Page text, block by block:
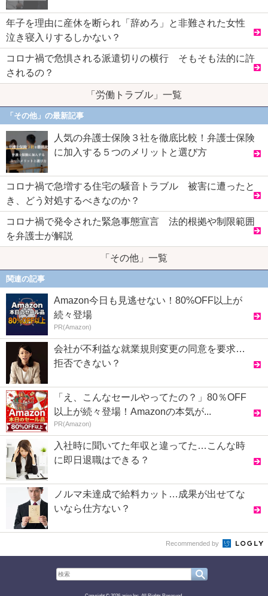
年子を理由に産休を断られ「辞めろ」と非難された女性
泣き寝入りするしかない？
コロナ禍で危惧される派遣切りの横行 そもそも法的に許
されるの？
「労働トラブル」一覧
「その他」の最新記事
人気の弁護士保険３社を徹底比較！弁護士保険
に加入する５つのメリットと選び方
コロナ禍で急増する住宅の騒音トラブル 被害に遭ったと
き、どう対処するべきなのか？
コロナ禍で発令された緊急事態宣言 法的根拠や制限範囲
を弁護士が解説
「その他」一覧
関連の記事
Amazon今日も見逃せない！80%OFF以上が
続々登場
PR(Amazon)
会社が不利益な就業規則変更の同意を要求…
拒否できない？
「え、こんなセールやってたの？」80％OFF
以上が続々登場！Amazonの本気が...
PR(Amazon)
入社時に聞いてた年収と違ってた…こんな時
に即日退職はできる？
ノルマ未達成で給料カット…成果が出せてな
いなら仕方ない？
Recommended by